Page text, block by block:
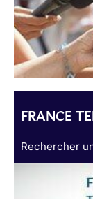
FRANCE
Rechercher